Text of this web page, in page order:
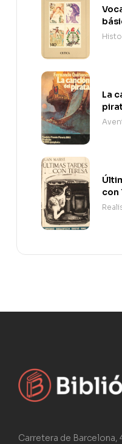
La
con
Carretera de Barcelona,